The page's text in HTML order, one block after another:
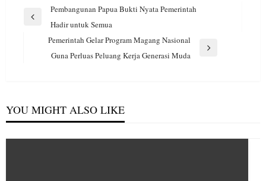
Navigasi
Previous
Pembangunan Papua Bukti Nyata Pemerintah
Hadir untuk Semua
Pemerintah Gelar Program Magang Nasional
Guna Perluas Peluang Kerja Generasi Muda
YOU MIGHT ALSO LIKE